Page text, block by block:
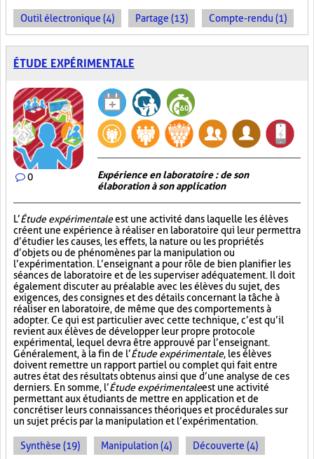
Outil électronique (4) Partage (13) Compte-rendu (1)
ÉTUDE EXPÉRIMENTALE
0
Expérience en laboratoire : de son
élaboration à son application
L’Étude expérimentaleest une activité dans laquelle les élèves
créent une expérience à réaliser en laboratoire qui leur permettra
d’étudier les causes, les effets, la nature ou les propriétés
d’objets ou de phénomènes par la manipulation ou
l’expérimentation. L’enseignant a pour rôle de bien planifier les
séances de laboratoire et de les superviser adéquatement. Il doit
également discuter au préalable avec les élèves du sujet, des
exigences, des consignes et des détails concernant la tâche à
réaliser en laboratoire, de même que des comportements à
adopter. Ce qui est particulier avec cette technique, c’est qu’il
revient aux élèves de développer leur propre protocole
expérimental, lequel devra être approuvé par l’enseignant.
Généralement, à la fin de l’Étude expérimentale, les élèves
doivent remettre un rapport partiel ou complet qui fait entre
autres état des résultats obtenus ainsi que d’une analyse de ces
derniers. En somme, l’Étude expérimentaleest une activité
permettant aux étudiants de mettre en application et de
concrétiser leurs connaissances théoriques et procédurales sur
un sujet précis par la manipulation et l’expérimentation.
Synthèse (19) Manipulation (4) Découverte (4)